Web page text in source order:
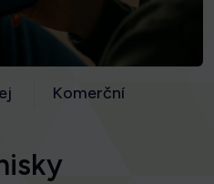
Komerční